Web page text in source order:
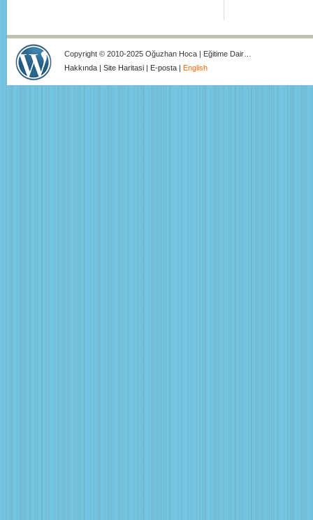
Copyright © 2010-2025 Oğuzhan Hoca | Eğitime Dair…
Hakkında | Site Haritasi | E-posta | English